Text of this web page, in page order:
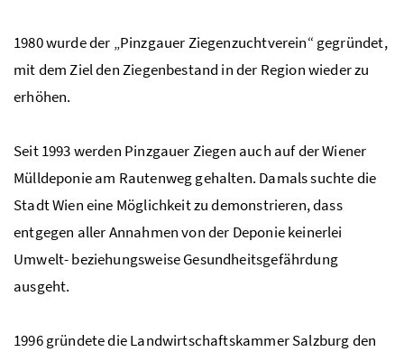
1980 wurde der „Pinzgauer Ziegenzuchtverein“ gegründet,
mit dem Ziel den Ziegenbestand in der Region wieder zu
erhöhen.
Seit 1993 werden Pinzgauer Ziegen auch auf der Wiener
Mülldeponie am Rautenweg gehalten. Damals suchte die
Stadt Wien eine Möglichkeit zu demonstrieren, dass
entgegen aller Annahmen von der Deponie keinerlei
Umwelt- beziehungsweise Gesundheitsgefährdung
ausgeht.
1996 gründete die Landwirtschaftskammer Salzburg den